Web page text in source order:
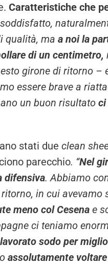
Caratteristiche che
qualità, ma a noi la
di un centimetro,
girone di ritorno
essere brave a
un buon risultato ci
stati due clean
parecchio. “Nel
difensiva. Abbiamo
in cui avevamo
meno col Cesena e
ci teniamo
sodo per
assolutamente